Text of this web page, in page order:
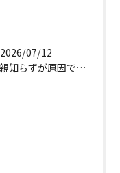
2026/07/12
「親知らずが原因です。